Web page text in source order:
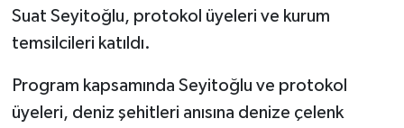
Suat Seyitoğlu, protokol üyeleri ve kurum
temsilcileri katıldı.
Program kapsamında Seyitoğlu ve protokol
üyeleri, deniz şehitleri anısına denize çelenk